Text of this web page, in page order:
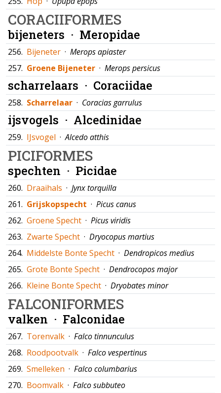
CORACIIFORMES
bijeneters · Meropidae
256. Bijeneter · Merops apiaster
257. Groene Bijeneter · Merops persicus
scharrelaars · Coraciidae
258. Scharrelaar · Coracias garrulus
ijsvogels · Alcedinidae
259. IJsvogel ·Alcedo atthis
PICIFORMES
spechten · Picidae
260. Draaihals · Jynx torquilla
261. Grijskopspecht · Picus canus
262. Groene Specht · Picus viridis
263. Zwarte Specht · Dryocopus martius
264. Middelste Bonte Specht · Dendropicos medius
265. Grote Bonte Specht · Dendrocopos major
266. Kleine Bonte Specht · Dryobates minor
FALCONIFORMES
valken · Falconidae
267. Torenvalk · Falco tinnunculus
268. Roodpootvalk · Falco vespertinus
269. Smelleken · Falco columbarius
270. Boomvalk · Falco subbuteo